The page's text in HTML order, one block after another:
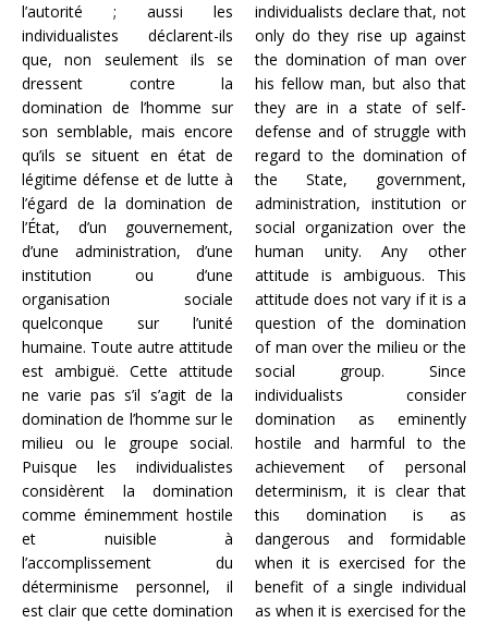
l’autorité ; aussi les
individualistes déclarent-ils
que, non seulement ils se
dressent contre la
domination de l’homme sur
son semblable, mais encore
qu’ils se situent en état de
légitime défense et de lutte à
l’égard de la domination de
l’État, d’un gouvernement,
d’une administration, d’une
institution ou d’une
organisation sociale
quelconque sur l’unité
humaine. Toute autre attitude
est ambiguë. Cette attitude
ne varie pas s’il s’agit de la
domination de l’homme sur le
milieu ou le groupe social.
Puisque les individualistes
considèrent la domination
comme éminemment hostile
et nuisible à
l’accomplissement du
déterminisme personnel, il
est clair que cette domination
individualists declare that, not
only do they rise up against
the domination of man over
his fellow man, but also that
they are in a state of self-
defense and of struggle with
regard to the domination of
the State, government,
administration, institution or
social organization over the
human unity. Any other
attitude is ambiguous. This
attitude does not vary if it is a
question of the domination
of man over the milieu or the
social group. Since
individualists consider
domination as eminently
hostile and harmful to the
achievement of personal
determinism, it is clear that
this domination is as
dangerous and formidable
when it is exercised for the
benefit of a single individual
as when it is exercised for the